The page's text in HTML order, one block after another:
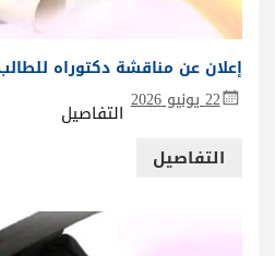
إعلان عن مناقشة دكتوراه
22 يونيو 2026
التفاصيل
التفاصيل